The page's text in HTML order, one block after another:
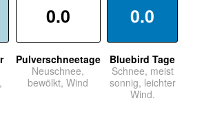
0.0
Pulverschneetage
Neuschnee,
bewölkt, Wind
0.0
Bluebird Tage
Schnee, meist
sonnig, leichter
Wind.